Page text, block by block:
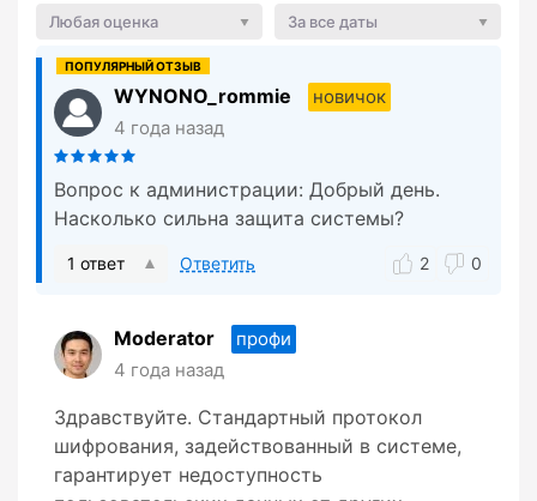
Любая оценка За все даты
WYNONO_rommie
новичок
4 года назад
Вопрос к администрации: Добрый день.
Насколько сильна защита системы?
1 ответ Ответить 2 0
Moderator
профи
4 года назад
Здравствуйте. Стандартный протокол
шифрования, задействованный в системе,
гарантирует недоступность